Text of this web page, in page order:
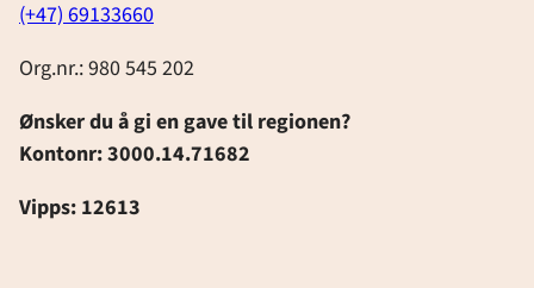
(+47) 69133660
Org.nr.: 980 545 202
Ønsker du å gi en gave til regionen?
Kontonr: 3000.14.71682
Vipps: 12613